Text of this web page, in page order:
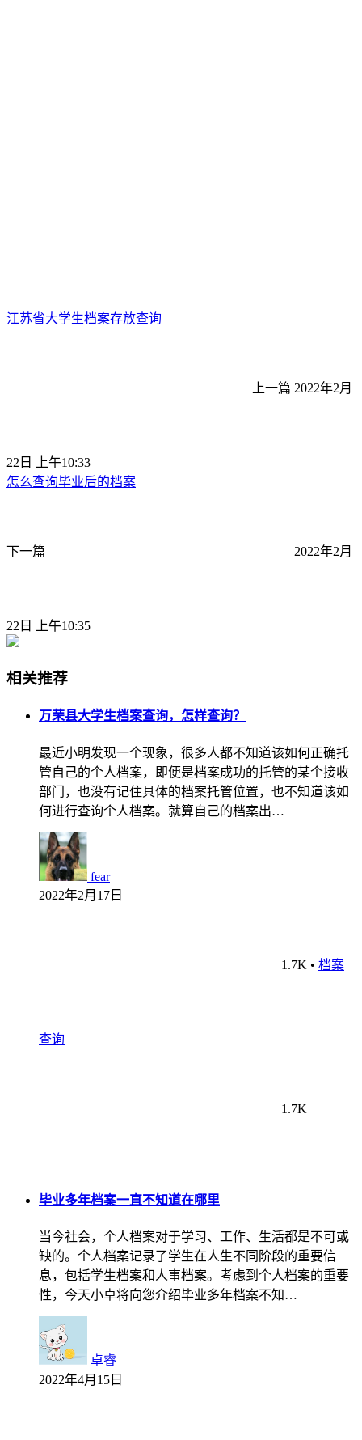
江苏省大学生档案存放查询
上一篇 2022年2月
22日 上午10:33
怎么查询毕业后的档案
下一篇 2022年2月
22日 上午10:35
相关推荐
万荣县大学生档案查询，怎样查询？
最近小明发现一个现象，很多人都不知道该如何正确托
管自己的个人档案，即便是档案成功的托管的某个接收
部门，也没有记住具体的档案托管位置，也不知道该如
何进行查询个人档案。就算自己的档案出…
fear
2022年2月17日
1.7K • 档案
查询
1.7K
毕业多年档案一直不知道在哪里
当今社会，个人档案对于学习、工作、生活都是不可或
缺的。个人档案记录了学生在人生不同阶段的重要信
息，包括学生档案和人事档案。考虑到个人档案的重要
性，今天小卓将向您介绍毕业多年档案不知…
卓睿
2022年4月15日